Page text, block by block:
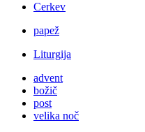
Cerkev
papež
Liturgija
advent
božič
post
velika noč